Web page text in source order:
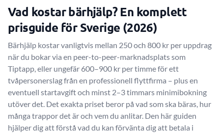
Vad kostar bärhjälp? En komplett
prisguide för Sverige (2026)
Bärhjälp kostar vanligtvis mellan 250 och 800 kr per uppdrag
när du bokar via en peer-to-peer-marknadsplats som
Tiptapp, eller ungefär 600–900 kr per timme för ett
tvåpersonerslag från en professionell flyttfirma – plus en
eventuell startavgift och minst 2–3 timmars minimibokning
utöver det. Det exakta priset beror på vad som ska bäras, hur
många trappor det är och vem du anlitar. Den här guiden
hjälper dig att förstå vad du kan förvänta dig att betala i